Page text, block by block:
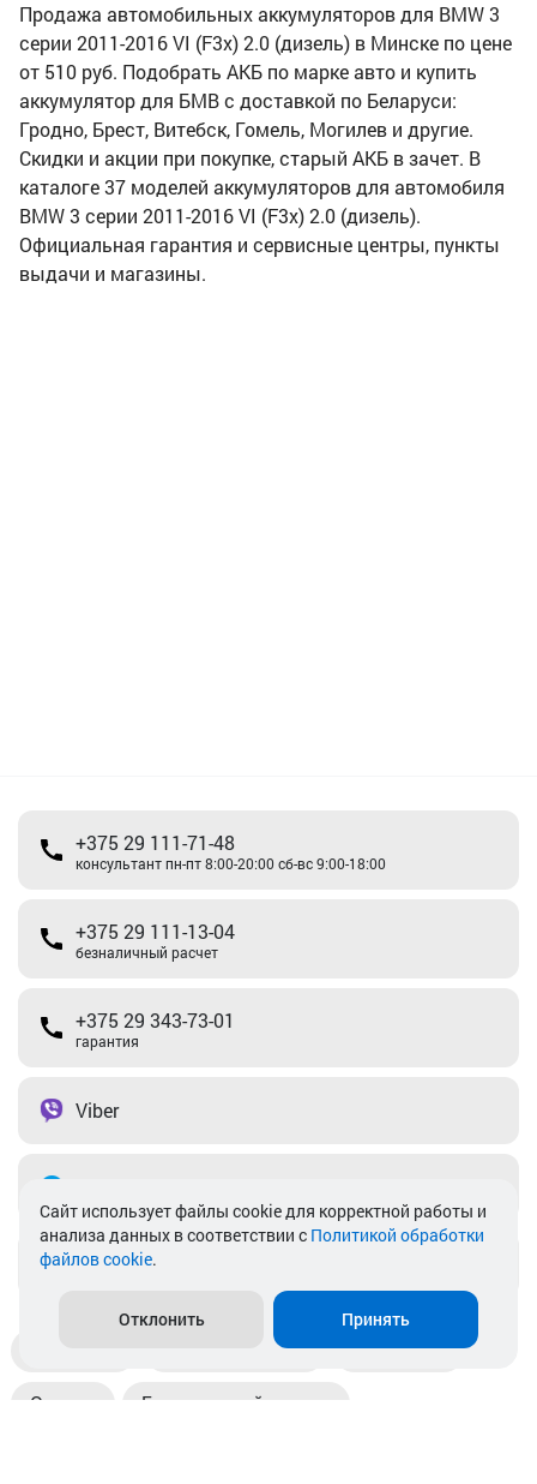
Продажа автомобильных аккумуляторов для BMW 3
серии 2011-2016 VI (F3x) 2.0 (дизель) в Минске по цене
от 510 руб. Подобрать АКБ по марке авто и купить
аккумулятор для БМВ с доставкой по Беларуси:
Гродно, Брест, Витебск, Гомель, Могилев и другие.
Скидки и акции при покупке, старый АКБ в зачет. В
каталоге 37 моделей аккумуляторов для автомобиля
BMW 3 серии 2011-2016 VI (F3x) 2.0 (дизель).
Официальная гарантия и сервисные центры, пункты
выдачи и магазины.
+375 29 111-71-48
консультант пн-пт 8:00-20:00 сб-вс 9:00-18:00
+375 29 111-13-04
безналичный расчет
+375 29 343-73-01
гарантия
Viber
info@akkamulik.by
Пункты выдачи Магазины
Оплата Безналичный расчет
Cайт использует файлы cookie для корректной работы и
анализа данных в соответствии с Политикой обработки
файлов cookie.
Отклонить Принять